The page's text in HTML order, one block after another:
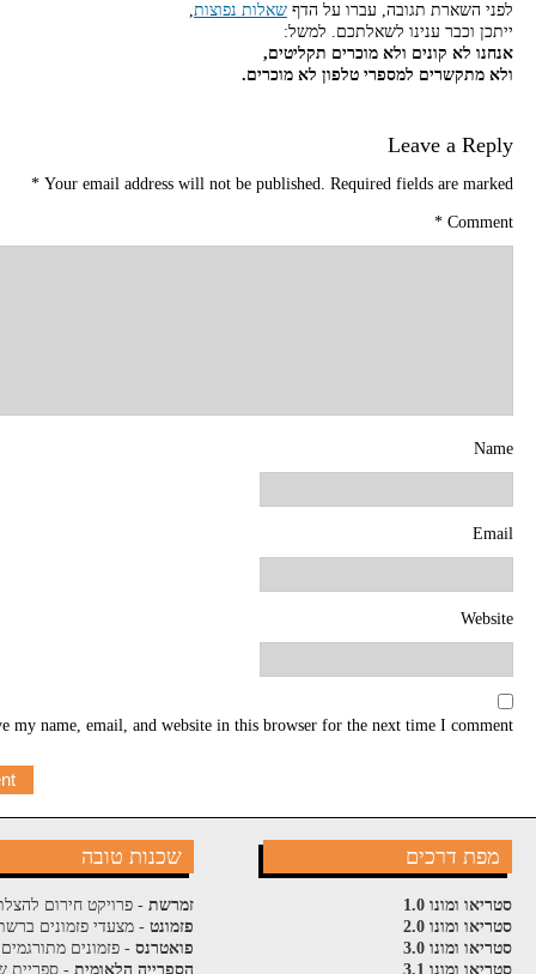
לפני השארת תגובה, עברו על הדף שאלות נפוצות,
ייתכן וכבר ענינו לשאלתכם. למשל:
אנחנו לא קונים ולא מוכרים תקליטים,
ולא מתקשרים למספרי טלפון לא מוכרים.
Leave a Reply
Your email address will not be published. Required fields are marked
*
Comment
*
Name
Email
Website
my name, email, and website in this browser for the next time I comment.
מפת דרכים
סטריאו ומונו 1.0
סטריאו ומונו 2.0
סטריאו ומונו 3.0
סטריאו ומונו 3.1
שכנות טובה
זמרשת- פרויקט חירום
פזמונט- מצעדי פזמונים
פואטרנס- פזמונים
הספרייה הלאומית- ספריית